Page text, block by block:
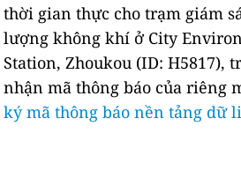
thời gian thực cho trạm giám
lượng không khí ở City
Station, Zhoukou (ID: H5817),
nhận mã thông báo của riêng
ký mã thông báo nền tảng dữ